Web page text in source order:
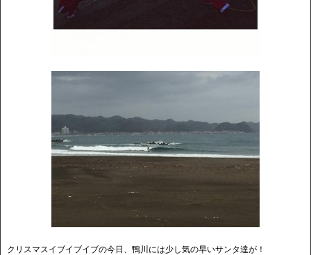
クリスマスイブイブイブの今日、鴨川には少し気の早いサンタ達が！